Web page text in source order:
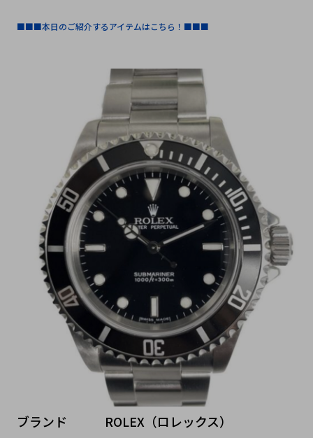
■■■本日のご紹介するアイテムはこちら！■■■
ブランド   ROLEX（ロレックス）